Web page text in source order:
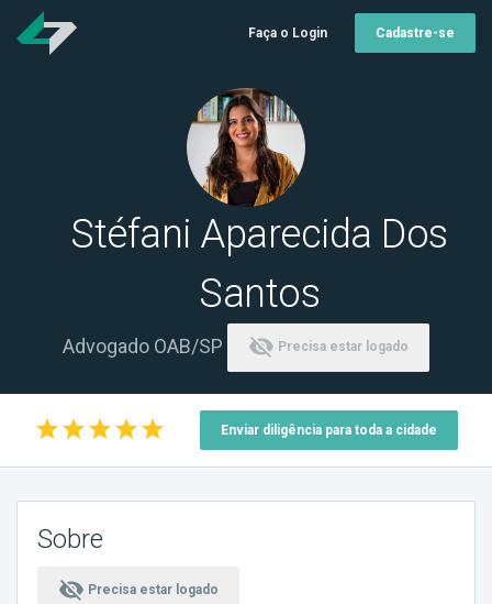
Faça o Login Cadastre-se
Stéfani Aparecida Dos
Santos
Advogado OAB/SP visibility_off Precisa estar logado
starstarstarstarstar Enviar diligência para toda a cidade
Sobre
visibility_off Precisa estar logado